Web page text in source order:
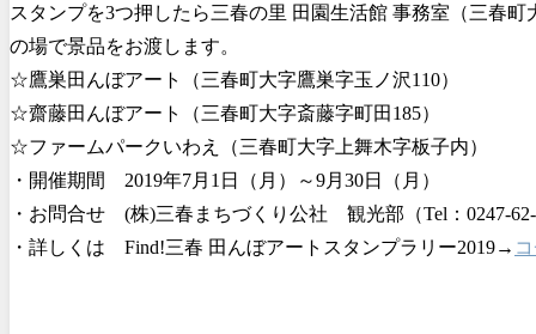
スタンプを3つ押したら三春の里 田園生活館 事務室（三春
の場で景品をお渡します。
☆鷹巣田んぼアート（三春町大字鷹巣字玉ノ沢110）
☆齋藤田んぼアート（三春町大字斎藤字町田185）
☆ファームパークいわえ（三春町大字上舞木字板子内）
・開催期間 2019年7月1日（月）～9月30日（月）
・お問合せ (株)三春まちづくり公社 観光部（Tel：0247-62-
・詳しくは Find!三春 田んぼアートスタンプラリー2019→